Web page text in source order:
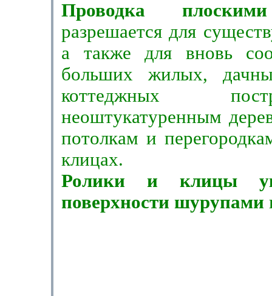
Проводка
разрешается для
а также для вновь
больших жилых,
коттеджных
неоштукатуренным
потолкам и
клицах.
Ролики и клицы
поверхности шуру­пами